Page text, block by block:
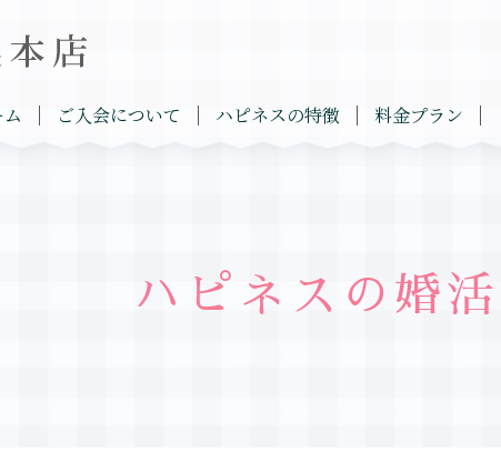
ご入会について ハピネスの特徴 料金プラン
ハピネスの婚